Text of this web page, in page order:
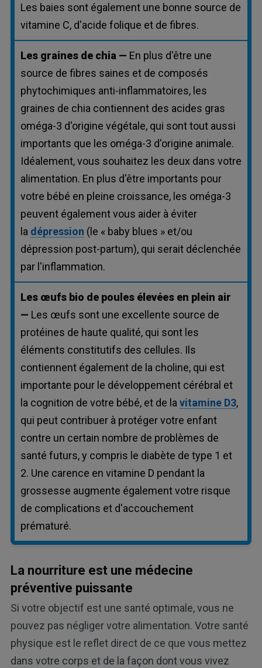
Les baies sont également une bonne source de
vitamine C, d'acide folique et de fibres.
Les graines de chia — En plus d'être une
source de fibres saines et de composés
phytochimiques anti-inflammatoires, les
graines de chia contiennent des acides gras
oméga-3 d'origine végétale, qui sont tout aussi
importants que les oméga-3 d'origine animale.
Idéalement, vous souhaitez les deux dans votre
alimentation. En plus d'être importants pour
votre bébé en pleine croissance, les oméga-3
peuvent également vous aider à éviter
la dépression (le « baby blues » et/ou
dépression post-partum), qui serait déclenchée
par l'inflammation.
Les œufs bio de poules élevées en plein air
— Les œufs sont une excellente source de
protéines de haute qualité, qui sont les
éléments constitutifs des cellules. Ils
contiennent également de la choline, qui est
importante pour le développement cérébral et
la cognition de votre bébé, et de la vitamine D3,
qui peut contribuer à protéger votre enfant
contre un certain nombre de problèmes de
santé futurs, y compris le diabète de type 1 et
2. Une carence en vitamine D pendant la
grossesse augmente également votre risque
de complications et d'accouchement
prématuré.
La nourriture est une médecine
préventive puissante
Si votre objectif est une santé optimale, vous ne
pouvez pas négliger votre alimentation. Votre santé
physique est le reflet direct de ce que vous mettez
dans votre corps et de la façon dont vous vivez